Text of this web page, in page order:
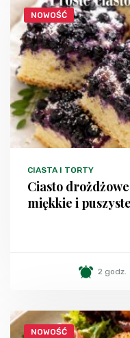
NOWOŚĆ
CIASTA I TORTY
Ciasto
miękkie i puszyste
2 godz.
NOWOŚĆ